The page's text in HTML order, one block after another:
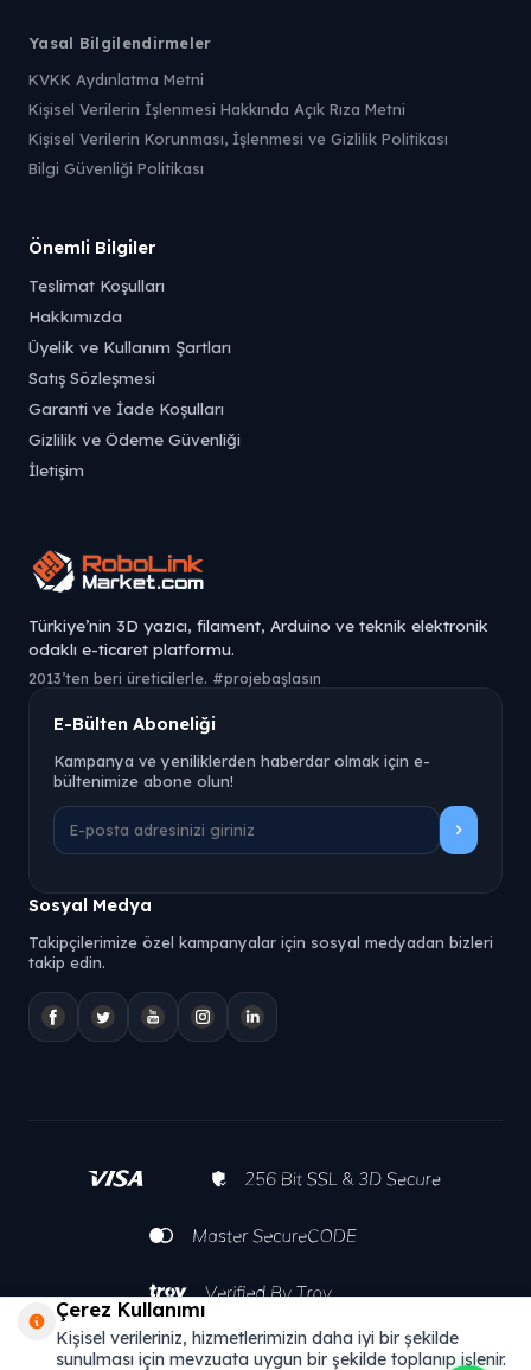
Yasal Bilgilendirmeler
KVKK Aydınlatma Metni
Kişisel Verilerin İşlenmesi Hakkında Açık Rıza Metni
Kişisel Verilerin Korunması, İşlenmesi ve Gizlilik Politikası
Bilgi Güvenliği Politikası
Önemli Bilgiler
Teslimat Koşulları
Hakkımızda
Üyelik ve Kullanım Şartları
Satış Sözleşmesi
Garanti ve İade Koşulları
Gizlilik ve Ödeme Güvenliği
İletişim
Türkiye’nin 3D yazıcı, filament, Arduino ve teknik elektronik
odaklı e-ticaret platformu.
2013’ten beri üreticilerle. #projebaşlasın
E-Bülten Aboneliği
Kampanya ve yeniliklerden haberdar olmak için e-
bültenimize abone olun!
Sosyal Medya
Takipçilerimize özel kampanyalar için sosyal medyadan bizleri
takip edin.
Çerez Kullanımı
Kişisel verileriniz, hizmetlerimizin daha iyi bir şekilde
sunulması için mevzuata uygun bir şekilde toplanıp işlenir.